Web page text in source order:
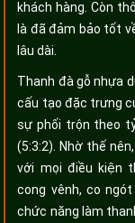
khách hàng. Còn
là đã đảm bảo tốt
lâu dài.
Thanh đà gỗ nhựa
cấu tạo đặc trưng
sự phối trộn theo
(5:3:2). Nhờ thế
với mọi điều kiện
cong vênh, co
chức năng làm